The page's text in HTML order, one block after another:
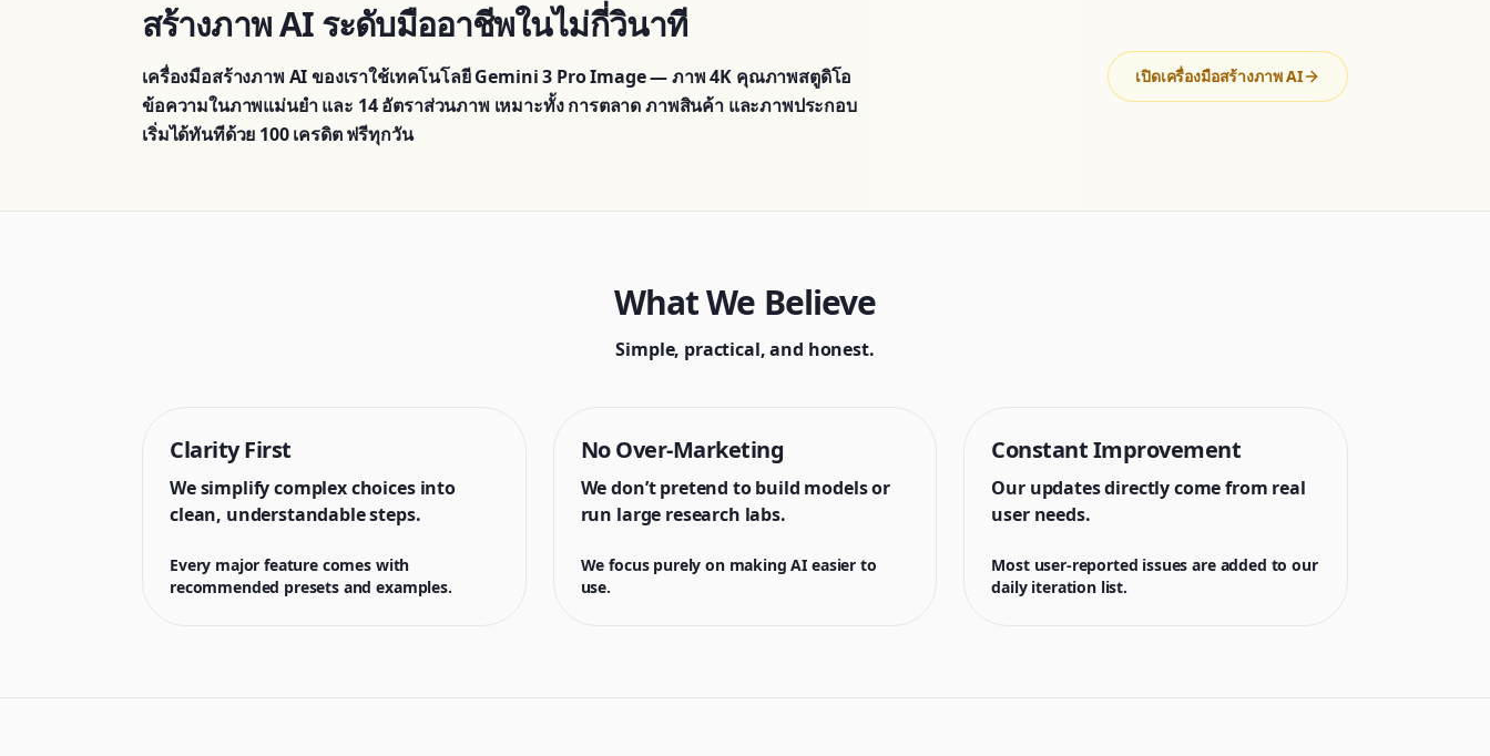
สร้างภาพ AI ระดับมืออาชีพในไม่กี่วินาที
เครื่องมือสร้างภาพ AI ของเราใช้เทคโนโลยี Gemini 3 Pro Image — ภาพ 4K คุณภาพสตูดิโอ
ข้อความในภาพแม่นยำ และ 14 อัตราส่วนภาพ เหมาะทั้ง การตลาด ภาพสินค้า และภาพประกอบ
เริ่มได้ทันทีด้วย 100 เครดิต ฟรีทุกวัน
เปิดเครื่องมือสร้างภาพ AI
What We Believe
Simple, practical, and honest.
Clarity First
We simplify complex choices into
clean, understandable steps.
Every major feature comes with
recommended presets and examples.
No Over-Marketing
We don’t pretend to build models or
run large research labs.
We focus purely on making AI easier to
use.
Constant Improvement
Our updates directly come from real
user needs.
Most user-reported issues are added to our
daily iteration list.